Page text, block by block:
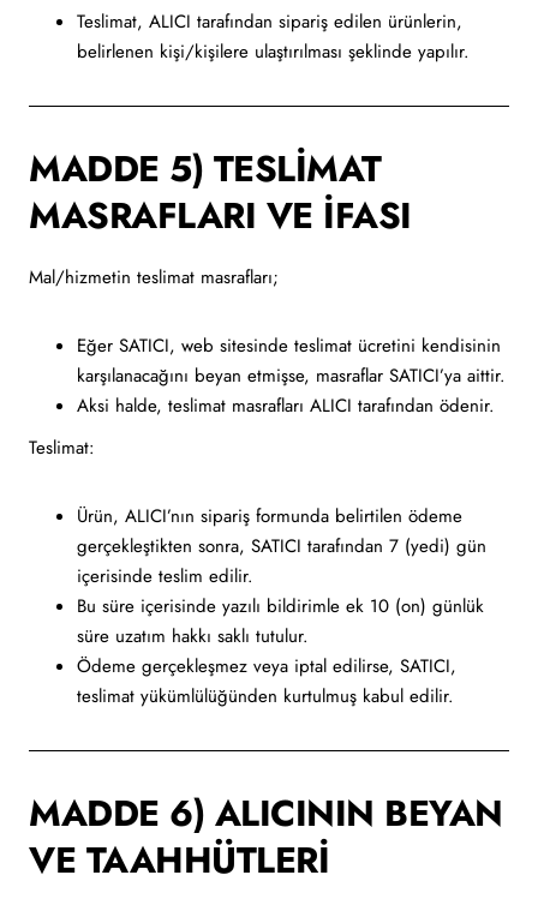
Teslimat, ALICI tarafından sipariş edilen ürünlerin,
belirlenen kişi/kişilere ulaştırılması şeklinde yapılır.
MADDE 5) TESLİMAT
MASRAFLARI VE İFASI
Mal/hizmetin teslimat masrafları;
Eğer SATICI, web sitesinde teslimat ücretini kendisinin
karşılanacağını beyan etmişse, masraflar SATICI’ya aittir.
Aksi halde, teslimat masrafları ALICI tarafından ödenir.
Teslimat:
Ürün, ALICI’nın sipariş formunda belirtilen ödeme
gerçekleştikten sonra, SATICI tarafından 7 (yedi) gün
içerisinde teslim edilir.
Bu süre içerisinde yazılı bildirimle ek 10 (on) günlük
süre uzatım hakkı saklı tutulur.
Ödeme gerçekleşmez veya iptal edilirse, SATICI,
teslimat yükümlülüğünden kurtulmuş kabul edilir.
MADDE 6) ALICININ BEYAN
VE TAAHHÜTLERİ